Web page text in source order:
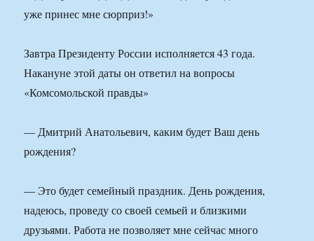
Завтра Президенту России исполняется 43 года.
Накануне этой даты он ответил на вопросы
«Комсомольской правды»
— Дмитрий Анатольевич, каким будет Ваш день
рождения?
— Это будет семейный праздник. День рождения,
надеюсь, проведу со своей семьей и близкими
друзьями. Работа не позволяет мне сейчас много